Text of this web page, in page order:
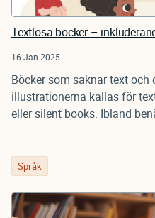
Textlösa böcker –
16 Jan 2025
Böcker som saknar text
illustrationerna kallas för
eller silent books. Ibland
Språk